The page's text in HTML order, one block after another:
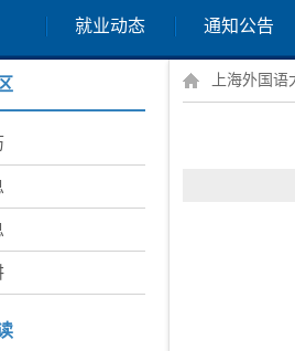
就业动态 通知公告
上海外国